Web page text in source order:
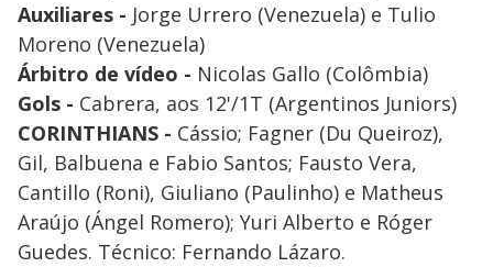
Auxiliares - Jorge Urrero (Venezuela) e Tulio
Moreno (Venezuela)
Árbitro de vídeo - Nicolas Gallo (Colômbia)
Gols - Cabrera, aos 12'/1T (Argentinos Juniors)
CORINTHIANS - Cássio; Fagner (Du Queiroz),
Gil, Balbuena e Fabio Santos; Fausto Vera,
Cantillo (Roni), Giuliano (Paulinho) e Matheus
Araújo (Ángel Romero); Yuri Alberto e Róger
Guedes. Técnico: Fernando Lázaro.